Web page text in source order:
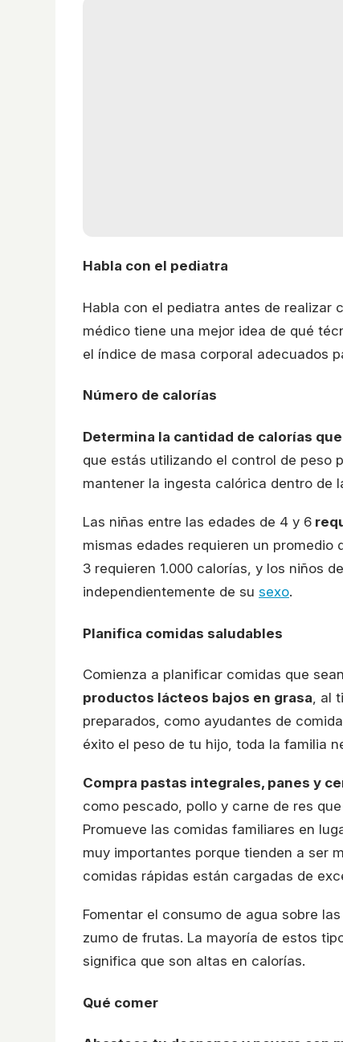
Habla con el pediatra
Habla con el pediatra antes de realizar
médico tiene una mejor idea de qué
el índice de masa corporal adecuados
Número de calorías
Determina la cantidad de calorías
que estás utilizando el control de peso
mantener la ingesta calórica dentro de
Las niñas entre las edades de 4 y 6
mismas edades requieren un promedio
3 requieren 1.000 calorías, y los niños
independientemente de su sexo.
Planifica comidas saludables
Comienza a planificar comidas que
productos lácteos bajos en grasa, al
preparados, como ayudantes de
éxito el peso de tu hijo, toda la familia
Compra pastas integrales, panes y
como pescado, pollo y carne de res
Promueve las comidas familiares en
muy importantes porque tienden a ser
comidas rápidas están cargadas de
Fomentar el consumo de agua sobre
zumo de frutas. La mayoría de estos
significa que son altas en calorías.
Qué comer